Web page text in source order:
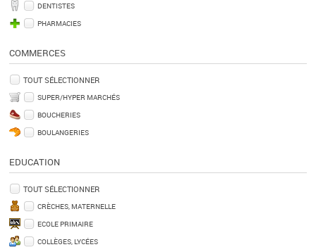
DENTISTES
PHARMACIES
COMMERCES
TOUT SÉLECTIONNER
SUPER/HYPER MARCHÉS
BOUCHERIES
BOULANGERIES
EDUCATION
TOUT SÉLECTIONNER
CRÈCHES, MATERNELLE
ECOLE PRIMAIRE
COLLÈGES, LYCÉES